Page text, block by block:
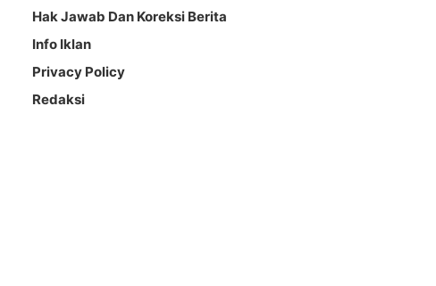
Hak Jawab Dan Koreksi Berita
Info Iklan
Privacy Policy
Redaksi